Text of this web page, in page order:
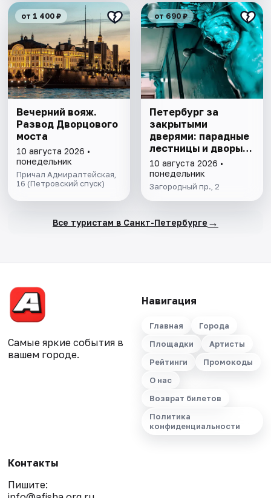
от 1 400 ₽
Вечерний вояж.
Развод Дворцового
моста
10 августа 2026 •
понедельник
Причал Адмиралтейская,
16 (Петровский спуск)
от 690 ₽
Петербург за
закрытыми
дверями: парадные
лестницы и дворы-
колодцы
10 августа 2026 •
понедельник
Загородный пр., 2
Все туристам в Санкт-Петербурге →
Самые яркие события в
вашем городе.
Навигация
Главная
Города
Площадки
Артисты
Рейтинги
Промокоды
О нас
Возврат билетов
Политика
конфиденциальности
Контакты
Пишите: